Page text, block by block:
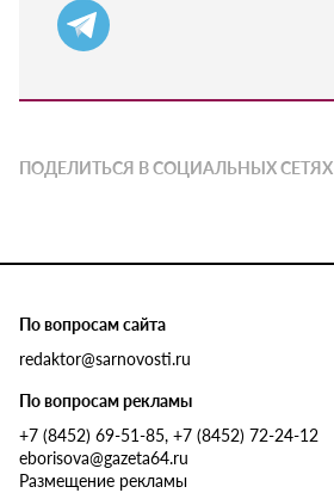
ПОДЕЛИТЬСЯ В СОЦИАЛЬНЫХ СЕТЯХ
По вопросам сайта
redaktor@sarnovosti.ru
По вопросам рекламы
+7 (8452) 69-51-85, +7 (8452) 72-24-12
eborisova@gazeta64.ru
Размещение рекламы